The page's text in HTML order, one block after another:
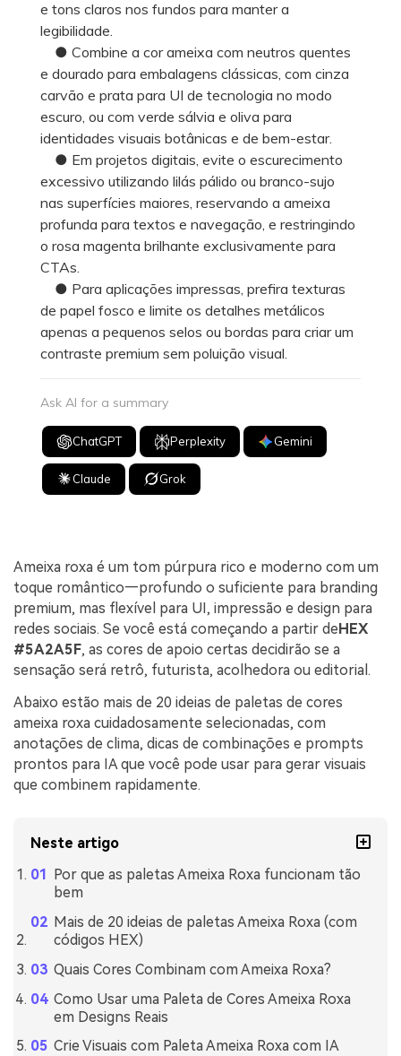
e tons claros nos fundos para manter a
legibilidade.
● Combine a cor ameixa com neutros quentes
e dourado para embalagens clássicas, com cinza
carvão e prata para UI de tecnologia no modo
escuro, ou com verde sálvia e oliva para
identidades visuais botânicas e de bem-estar.
● Em projetos digitais, evite o escurecimento
excessivo utilizando lilás pálido ou branco-sujo
nas superfícies maiores, reservando a ameixa
profunda para textos e navegação, e restringindo
o rosa magenta brilhante exclusivamente para
CTAs.
● Para aplicações impressas, prefira texturas
de papel fosco e limite os detalhes metálicos
apenas a pequenos selos ou bordas para criar um
contraste premium sem poluição visual.
Ask AI for a summary
ChatGPT Perplexity Gemini
Claude Grok
Ameixa roxa é um tom púrpura rico e moderno com um
toque romântico—profundo o suficiente para branding
premium, mas flexível para UI, impressão e design para
redes sociais. Se você está começando a partir deHEX
#5A2A5F, as cores de apoio certas decidirão se a
sensação será retrô, futurista, acolhedora ou editorial.
Abaixo estão mais de 20 ideias de paletas de cores
ameixa roxa cuidadosamente selecionadas, com
anotações de clima, dicas de combinações e prompts
prontos para IA que você pode usar para gerar visuais
que combinem rapidamente.
Neste artigo
Por que as paletas Ameixa Roxa funcionam tão
bem
Mais de 20 ideias de paletas Ameixa Roxa (com
códigos HEX)
Quais Cores Combinam com Ameixa Roxa?
Como Usar uma Paleta de Cores Ameixa Roxa
em Designs Reais
Crie Visuais com Paleta Ameixa Roxa com IA